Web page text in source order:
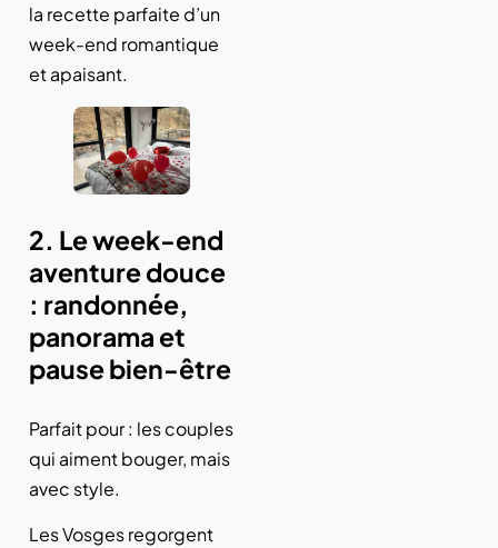
la recette parfaite d’un
week-end romantique
et apaisant.
2. Le week-end
aventure douce
: randonnée,
panorama et
pause bien-être
Parfait pour : les couples
qui aiment bouger, mais
avec style.
Les Vosges regorgent